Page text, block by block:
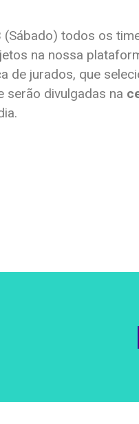
(Sábado) todos os
na nossa
de jurados, que
serão divulgadas na